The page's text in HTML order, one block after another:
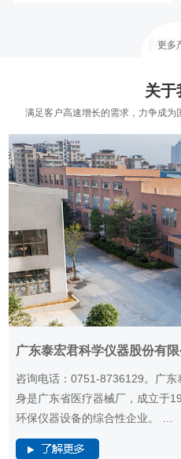
更多
关于
满足客户高速增长的需求，力争成
广东泰宏君科学仪器股份有限
咨询电话：0751-8736129。广
身是广东省医疗器械厂，成立于
环保仪器设备的综合性企业。 …